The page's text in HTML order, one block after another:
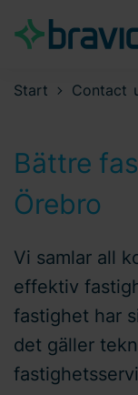
Start Contact
Bättre
Örebro
Vi samlar all
effektiv
fastighet har
det gäller